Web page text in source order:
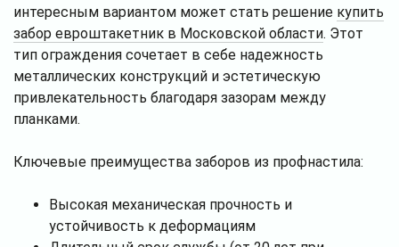
интересным вариантом может стать решение купить
забор евроштакетник в Московской области. Этот
тип ограждения сочетает в себе надежность
металлических конструкций и эстетическую
привлекательность благодаря зазорам между
планками.
Ключевые преимущества заборов из профнастила:
Высокая механическая прочность и
устойчивость к деформациям